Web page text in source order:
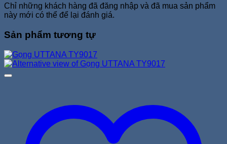
Chỉ những khách hàng đã đăng nhập và đã mua sản phẩm
này mới có thể để lại đánh giá.
Sản phẩm tương tự